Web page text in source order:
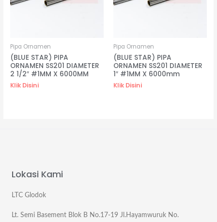
Pipa Ornamen
(BLUE STAR) PIPA
ORNAMEN SS201 DIAMETER
2 1/2″ #1MM X 6000MM
Klik Disini
Pipa Ornamen
(BLUE STAR) PIPA
ORNAMEN SS201 DIAMETER
1″ #1MM X 6000mm
Klik Disini
Lokasi Kami
LTC Glodok
Lt. Semi Basement Blok B No.17-19 Jl.Hayamwuruk No.